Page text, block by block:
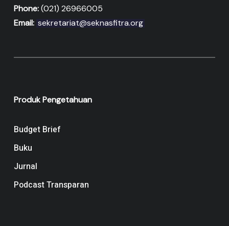
Phone:(021) 26966005
Email: sekretariat@seknasfitra.org
Produk Pengetahuan
Budget Brief
Buku
Jurnal
Podcast Transparan